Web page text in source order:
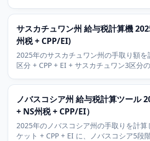
サスカチュワン州 給与税計算機
州税 + CPP/EI)
2025年のサスカチュワン州の手取り額
区分 + CPP + EI + サスカチュワン3区分
ノバスコシア州 給与税計算ツール
+ NS州税 + CPP/EI）
2025年のノバスコシア州の手取りを計算
ケット + CPP + EI に、ノバスコシア5段